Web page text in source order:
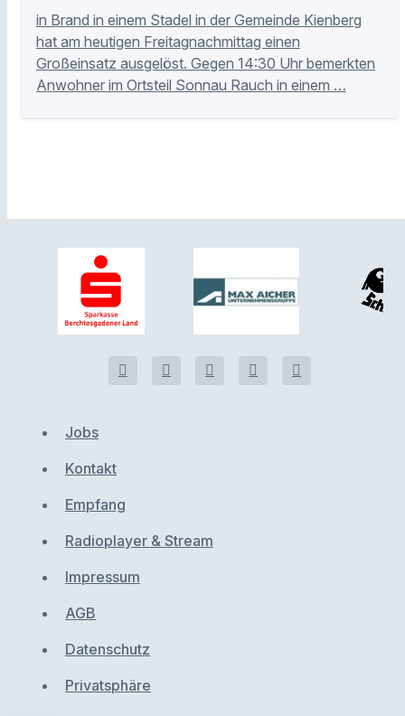
in Brand in einem Stadel in der Gemeinde Kienberg
hat am heutigen Freitagnachmittag einen
Großeinsatz ausgelöst. Gegen 14:30 Uhr bemerkten
Anwohner im Ortsteil Sonnau Rauch in einem …
Jobs
Kontakt
Empfang
Radioplayer & Stream
Impressum
AGB
Datenschutz
Privatsphäre